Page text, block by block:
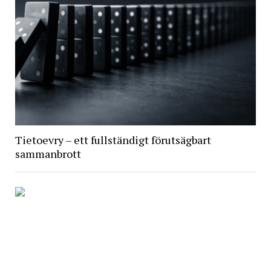
Tietoevry – ett fullständigt förutsägbart
sammanbrott